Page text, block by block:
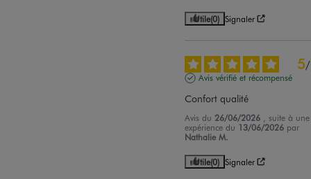
Utile(0) Signaler
5/
Avis vérifié et récompensé
Confort qualité
Avis du 26/06/2026
, suite à une
expérience du 13/06/2026 par
Nathalie M.
Utile(0) Signaler